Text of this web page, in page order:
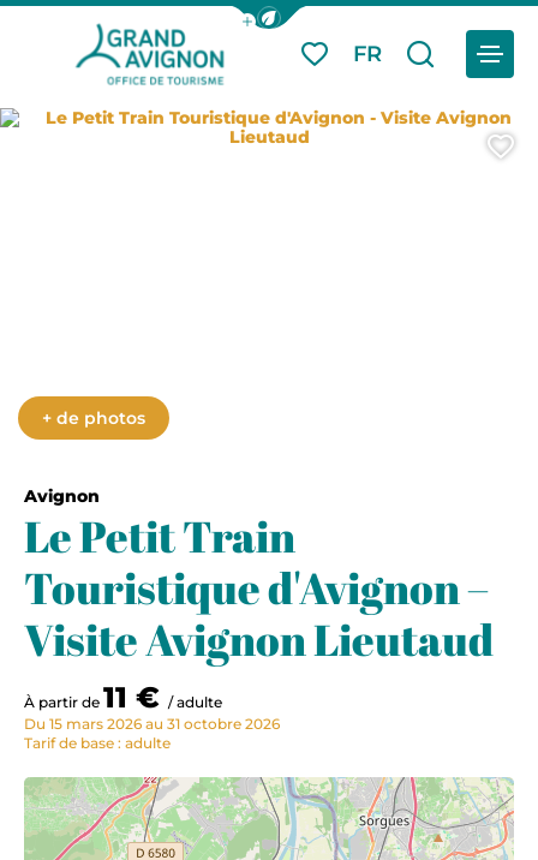
Afficher la barre de navigation du
Grand Avignon Tourisme
Mes favoris
FR
Je
Menu
Avignon
Le Petit Train
Touristique d'Avignon –
Visite Avignon Lieutaud
Le Petit Train Touristique
+ de photos
À partir de 11 € / adulte
Du 15 mars 2026 au 31 octobre 2026
Tarif de base : adulte